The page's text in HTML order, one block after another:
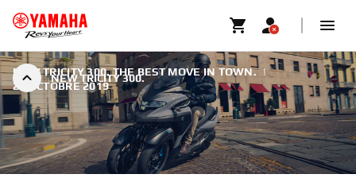
NEW TRICITY 300.
NEW TRICITY 300. THE BEST MOVE IN TOWN. |
22 OCTOBRE 2019